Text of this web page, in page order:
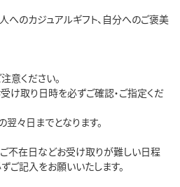
へのカジュアルギフト、自分へのご褒美
意ください。
け取り日時を必ずご確認・ご指定くだ
々日までとなります。
不在日などお受け取りが難しい日程
ご記入をお願いいたします。